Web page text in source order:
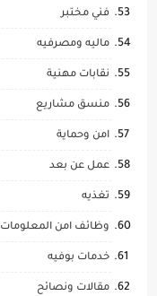
فني مختبر
ماليه ومصرفيه
نقابات مهنية
منسق مشاريع
امن وحماية
عمل عن بعد
تغذيه
وظائف امن المعلومات
خدمات بوفيه
مقالات ونصائح